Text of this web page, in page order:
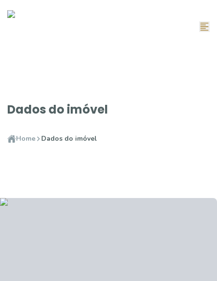
Dados do imóvel
Home Dados do imóvel